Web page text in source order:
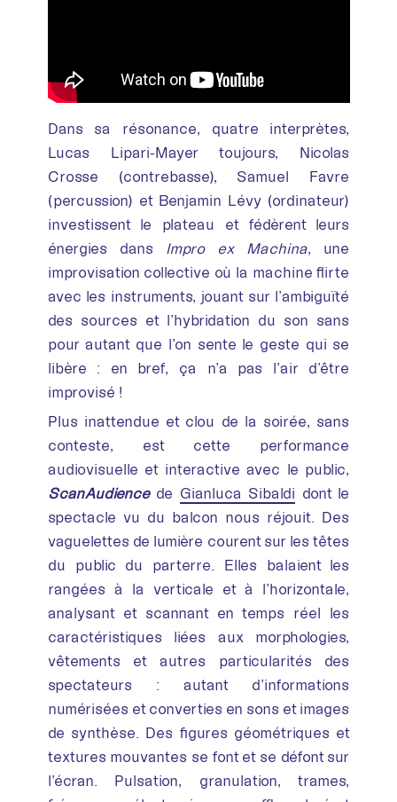
Dans sa résonance, quatre interprètes,
Lucas Lipari-Mayer toujours, Nicolas
Crosse (contrebasse), Samuel Favre
(percussion) et Benjamin Lévy (ordinateur)
investissent le plateau et fédèrent leurs
énergies dans
Impro ex Machina, une
improvisation collective où la machine flirte
avec les instruments, jouant sur l’ambiguïté
des sources et l’hybridation du son sans
pour autant que l’on sente le geste qui se
libère : en bref, ça n’a pas l’air d’être
improvisé !
Plus inattendue et clou de la soirée, sans
conteste, est cette performance
audiovisuelle et interactive avec le public,
ScanAudiencede Gianluca Sibaldi dont le
spectacle vu du balcon nous réjouit. Des
vaguelettes de lumière courent sur les têtes
du public du parterre. Elles balaient les
rangées à la verticale et à l’horizontale,
analysant et scannant en temps réel les
caractéristiques liées aux morphologies,
vêtements et autres particularités des
spectateurs : autant d’informations
numérisées et converties en sons et images
de synthèse. Des figures géométriques et
textures mouvantes se font et se défont sur
l’écran. Pulsation, granulation, trames,